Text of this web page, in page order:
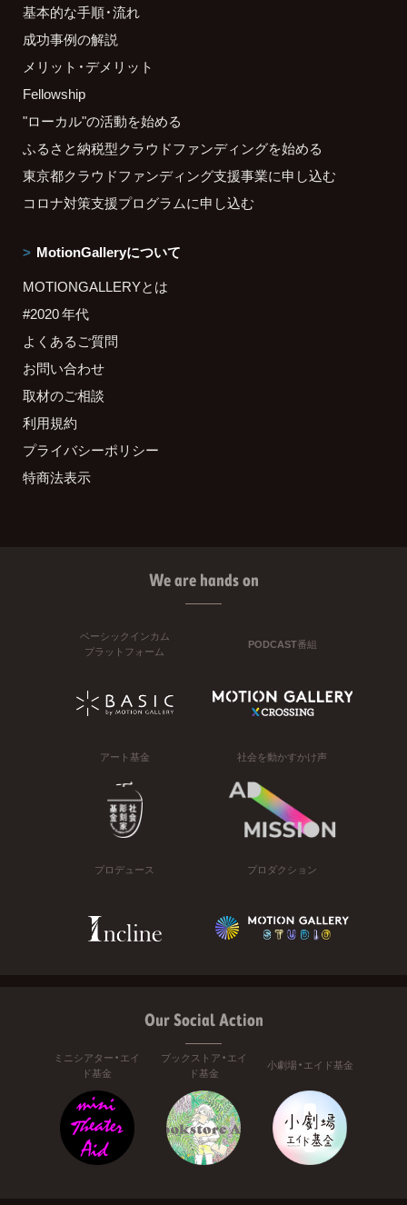
基本的な手順・流れ
成功事例の解説
メリット・デメリット
Fellowship
"ローカル"の活動を始める
ふるさと納税型クラウドファンディングを始める
東京都クラウドファンディング支援事業に申し込む
コロナ対策支援プログラムに申し込む
MotionGalleryについて
MOTIONGALLERYとは
#2020 年代
よくあるご質問
お問い合わせ
取材のご相談
利用規約
プライバシーポリシー
特商法表示
We are hands on
ベーシックインカム
プラットフォーム
PODCAST番組
アート基金 社会を動かすかけ声
プロデュース プロダクション
Our Social Action
ミニシアター・エイ
ド基金
ブックストア・エイ
ド基金
小劇場・エイド基金